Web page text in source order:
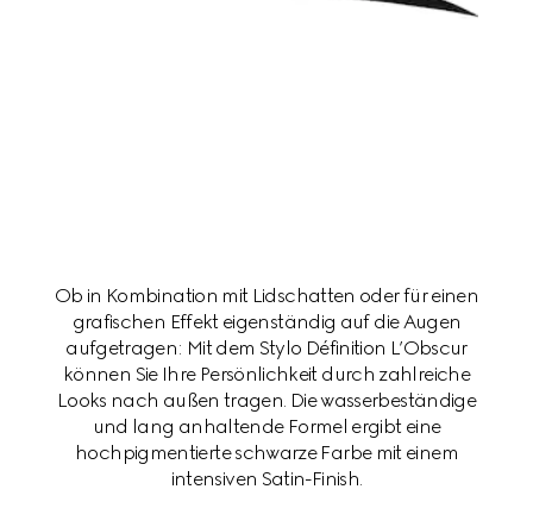
Ob in Kombination mit Lidschatten oder für einen
grafischen Effekt eigenständig auf die Augen
aufgetragen: Mit dem Stylo Définition L’Obscur
können Sie Ihre Persönlichkeit durch zahlreiche
Looks nach außen tragen. Die wasserbeständige
und lang anhaltende Formel ergibt eine
hochpigmentierte schwarze Farbe mit einem
intensiven Satin-Finish.